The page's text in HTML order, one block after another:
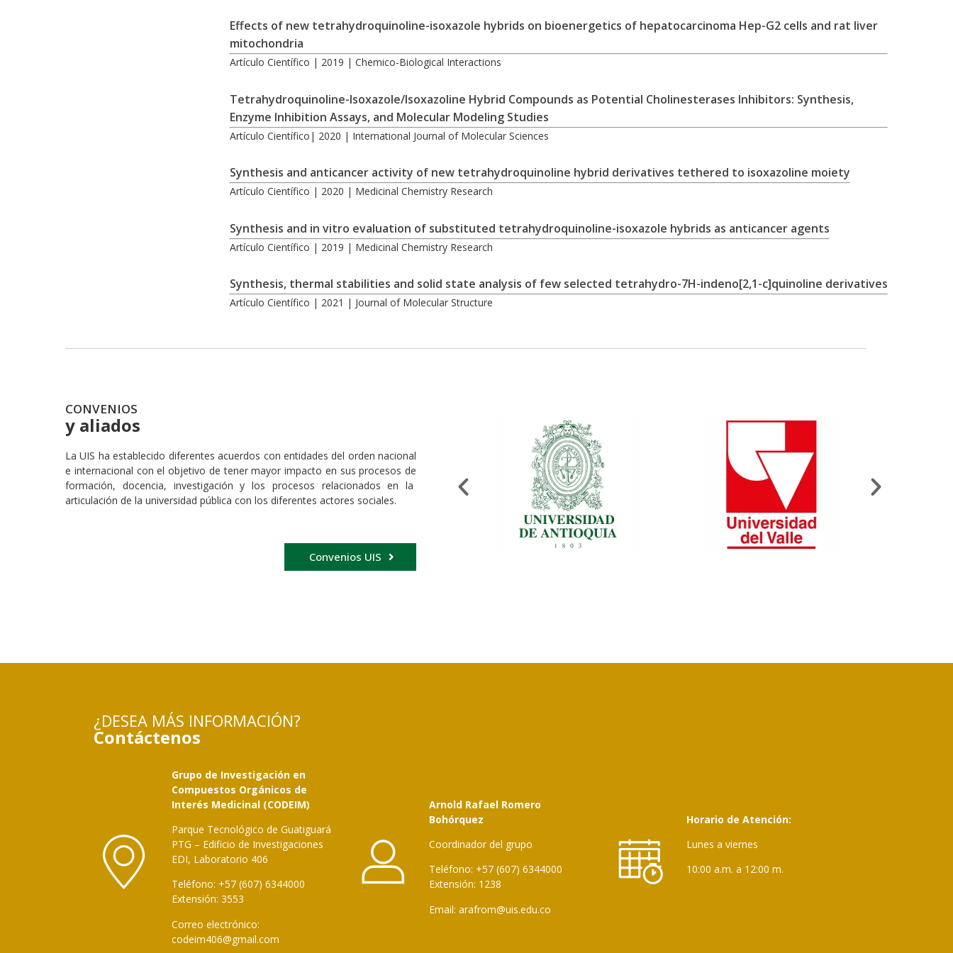
Effects of new tetrahydroquinoline-isoxazole hybrids on bioenergetics of hepatocarcinoma Hep-G2 cells and rat liver
mitochondria
Artículo Científico | 2019 | Chemico-Biological Interactions
Tetrahydroquinoline-Isoxazole/Isoxazoline Hybrid Compounds as Potential Cholinesterases Inhibitors: Synthesis,
Enzyme Inhibition Assays, and Molecular Modeling Studies
Artículo Científico| 2020 | International Journal of Molecular Sciences
Synthesis and anticancer activity of new tetrahydroquinoline hybrid derivatives tethered to isoxazoline moiety
Artículo Científico | 2020 | Medicinal Chemistry Research
Synthesis and in vitro evaluation of substituted tetrahydroquinoline-isoxazole hybrids as anticancer agents
Artículo Científico | 2019 | Medicinal Chemistry Research
Synthesis, thermal stabilities and solid state analysis of few selected tetrahydro-7H-indeno[2,1-c]quinoline derivatives
Artículo Científico | 2021 | Journal of Molecular Structure
CONVENIOS
y aliados
La UIS ha establecido diferentes acuerdos con entidades del orden nacional
e internacional con el objetivo de tener mayor impacto en sus procesos de
formación, docencia, investigación y los procesos relacionados en la
articulación de la universidad pública con los diferentes actores sociales.
Convenios UIS
¿DESEA MÁS INFORMACIÓN?
Contáctenos
Grupo de Investigación en
Compuestos Orgánicos de
Interés Medicinal (CODEIM)
Parque Tecnológico de Guatiguará
PTG – Edificio de Investigaciones
EDI, Laboratorio 406
Teléfono: +57 (607) 6344000
Extensión: 3553
Correo electrónico:
codeim406@gmail.com
Arnold Rafael Romero
Bohórquez
Coordinador del grupo
Teléfono: +57 (607) 6344000
Extensión: 1238
Email: arafrom@uis.edu.co
Horario de Atención:
Lunes a viernes
10:00 a.m. a 12:00 m.